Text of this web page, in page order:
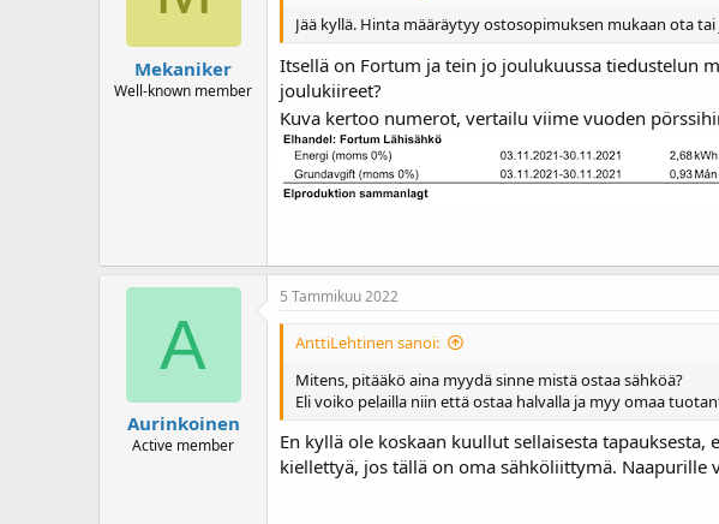
Mekaniker
Well-known member
Jää kyllä. Hinta määräytyy ostosopimuksen mukaan ota
Itsellä on Fortum ja tein jo joulukuussa tiedustelun
joulukiireet?
Kuva kertoo numerot, vertailu viime vuoden
A
Aurinkoinen
Active member
5 Tammikuu 2022
AnttiLehtinen sanoi:
Mitens, pitääkö aina myydä sinne mistä ostaa sähköä?
Eli voiko pelailla niin että ostaa halvalla ja myy omaa
En kyllä ole koskaan kuullut sellaisesta
kiellettyä, jos tällä on oma sähköliittymä. Naapurille